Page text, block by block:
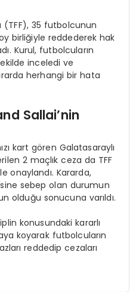
(TFF), 35 futbolcunun
birliğiyle reddederek hak
Kurul, futbolcuların
inceledi ve
herhangi bir hata
Sallai’nin
kart gören Galatasaraylı
2 maçlık ceza da TFF
onaylandı. Kararda,
sebep olan durumun
olduğu sonucuna varıldı.
konusundaki kararlı
koyarak futbolcuların
reddedip cezaları